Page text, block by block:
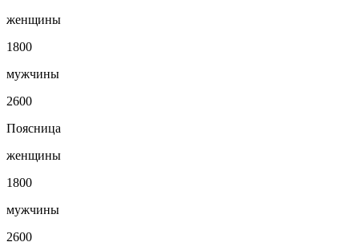
женщины
1800
мужчины
2600
Поясница
женщины
1800
мужчины
2600